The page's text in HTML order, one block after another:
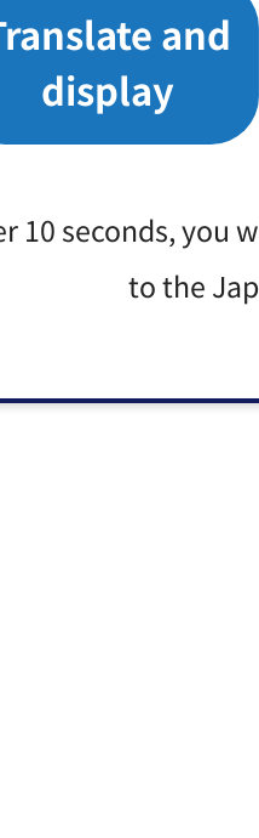
and
display
10 seconds, you
to the